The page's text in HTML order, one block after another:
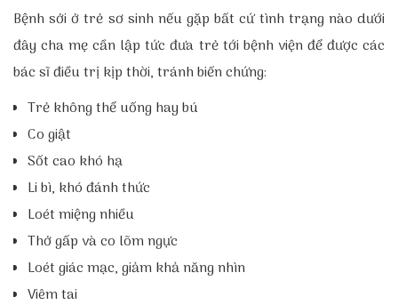
Bệnh sởi ở trẻ sơ sinh nếu gặp bất cứ tình trạng nào dưới
đây cha mẹ cần lập tức đưa trẻ tới bệnh viện để được các
bác sĩ điều trị kịp thời, tránh biến chứng:
Trẻ không thể uống hay bú
Co giật
Sốt cao khó hạ
Li bì, khó đánh thức
Loét miệng nhiều
Thở gấp và co lõm ngực
Loét giác mạc, giảm khả năng nhìn
Viêm tai